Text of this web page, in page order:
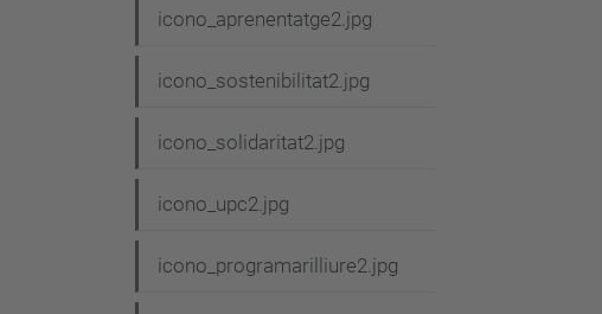
icono_aprenentatge2.jpg
icono_sostenibilitat2.jpg
icono_solidaritat2.jpg
icono_upc2.jpg
icono_programarilliure2.jpg